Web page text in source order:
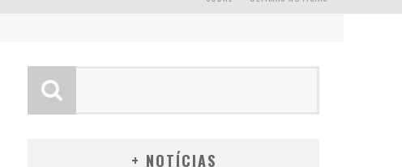
+ NOTÍCIAS